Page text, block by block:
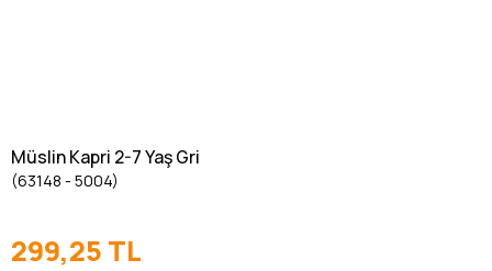
Müslin Kapri 2-7 Yaş Gri
(63148 - 5004)
299,25 TL